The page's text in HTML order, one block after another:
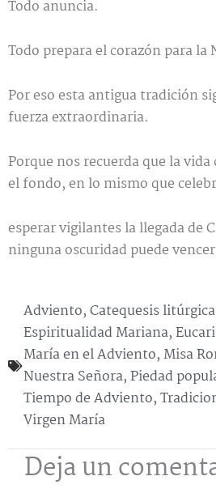
Todo anuncia.
Todo prepara el corazón para la
Por eso esta antigua tradición
fuerza extraordinaria.
Porque nos recuerda que la
el fondo, en lo mismo que
esperar vigilantes la llegada de
ninguna oscuridad puede
Adviento,Catequesis litúrgica
Espiritualidad Mariana,
María en el Adviento,Misa
Nuestra Señora,Piedad
Tiempo de Adviento,
Virgen María
Deja un